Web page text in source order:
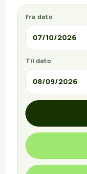
Fra dato
Til dato